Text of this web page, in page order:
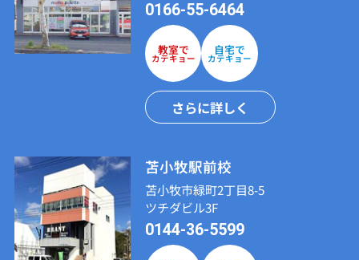
0166-55-6464
教室で
カテキョー
自宅で
カテキョー
さらに詳しく
苫小牧駅前校
苫小牧市緑町2丁目8-5
ツチダビル3F
0144-36-5599